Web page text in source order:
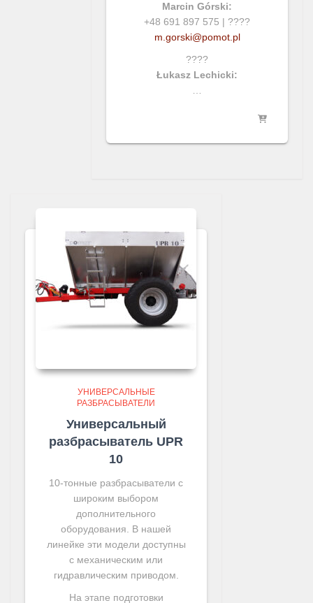
Marcin Górski:
+48 691 897 575 | ????
m.gorski@pomot.pl
????
Łukasz Lechicki:
УНИВЕРСАЛЬНЫЕ
РАЗБРАСЫВАТЕЛИ
Универсальный
разбрасыватель UPR
10
10-тонные разбрасыватели с
широким выбором
дополнительного
оборудования. В нашей
линейке эти модели доступны
с механическим или
гидравлическим приводом.
На этапе подготовки